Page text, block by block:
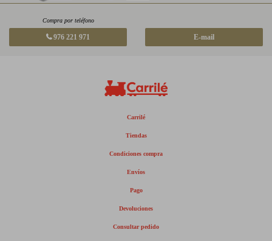
Compra por teléfono
976 221 971 E-mail
Carrilé
Tiendas
Condiciones compra
Envíos
Pago
Devoluciones
Consultar pedido